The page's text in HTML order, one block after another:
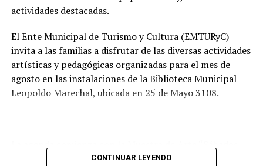
tendrá a su cargo la evaluación de las propuestas
obra.
actividades destacadas.
El Ente Municipal de Turismo y Cultura (EMTURyC)
invita a las familias a disfrutar de las diversas actividades
artísticas y pedagógicas organizadas para el mes de
agosto en las instalaciones de la Biblioteca Municipal
Leopoldo Marechal, ubicada en 25 de Mayo 3108.
Culturales”, a cargo del grupo Cul Mardel, que se podrá
CONTINUAR LEYENDO